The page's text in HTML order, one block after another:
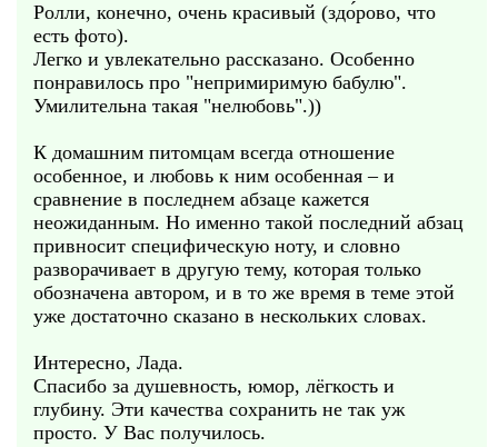
Ролли, конечно, очень красивый (здо́рово, что
есть фото).
Легко и увлекательно рассказано. Особенно
понравилось про "непримиримую бабулю".
Умилительна такая "нелюбовь".))
К домашним питомцам всегда отношение
особенное, и любовь к ним особенная – и
сравнение в последнем абзаце кажется
неожиданным. Но именно такой последний абзац
привносит специфическую ноту, и словно
разворачивает в другую тему, которая только
обозначена автором, и в то же время в теме этой
уже достаточно сказано в нескольких словах.
Интересно, Лада.
Спасибо за душевность, юмор, лёгкость и
глубину. Эти качества сохранить не так уж
просто. У Вас получилось.